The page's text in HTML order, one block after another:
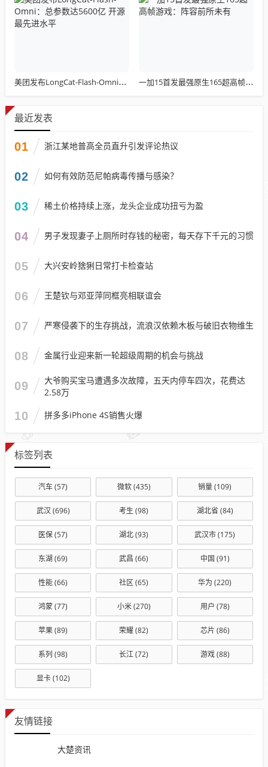
美团发布LongCat-Flash-Omni：总参数达5600亿 开源最先进水平 一加15首发最强原生165超高帧游戏：阵容前所未有
最近发表
01 浙江某地普高全员直升引发评论热议
02 如何有效防范尼帕病毒传播与感染？
03 稀土价格持续上涨，龙头企业成功扭亏为盈
04 男子发现妻子上厕所时存钱的秘密，每天存下千元的习惯
05 大兴安岭猞猁日常打卡检查站
06 王楚钦与邓亚萍同框亮相联谊会
07 严寒侵袭下的生存挑战，流浪汉依赖木板与破旧衣物维生
08 金属行业迎来新一轮超级周期的机会与挑战
09
大爷购买宝马遭遇多次故障，五天内停车四次，花费达
2.58万
10 拼多多iPhone 4S销售火爆
标签列表
汽车(57) 微软(435) 销量(109)
武汉 (696) 考生 (98) 湖北省 (84)
医保(57) 湖北(93) 武汉市(175)
东湖 (69) 武昌 (66) 中国 (91)
性能(66) 社区 (65) 华为 (220)
鸿蒙(77) 小米(270) 用户 (78)
苹果(89) 荣耀(82) 芯片 (86)
系列 (98) 长江(72) 游戏(88)
显卡(102)
友情链接
大楚资讯